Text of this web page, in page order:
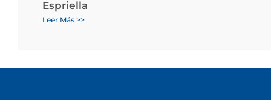
Espriella
Leer Más >>